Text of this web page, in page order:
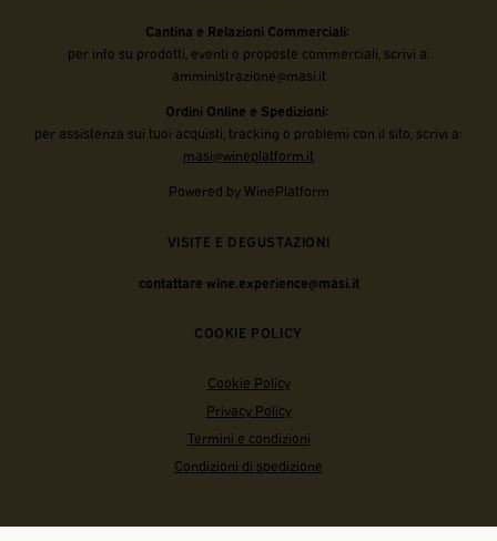
Cantina e Relazioni Commerciali:
per info su prodotti, eventi o proposte commerciali, scrivi a:
amministrazione@masi.it
Ordini Online e Spedizioni:
per assistenza sui tuoi acquisti, tracking o problemi con il sito, scrivi a:
masi@wineplatform.it
Powered by WinePlatform
VISITE E DEGUSTAZIONI
contattare wine.experience@masi.it
COOKIE POLICY
Cookie Policy
Privacy Policy
Termini e condizioni
Condizioni di spedizione